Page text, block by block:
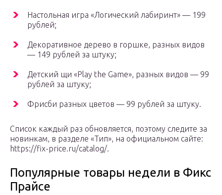
Настольная игра «Логический лабиринт» — 199
рублей;
Декоративное дерево в горшке, разных видов
— 149 рублей за штуку;
Детский щи «Play the Game», разных видов — 99
рублей за штуку;
Фрисби разных цветов — 99 рублей за штуку.
Список каждый раз обновляется, поэтому следите за
новинкам, в разделе «Тип», на официальном сайте:
https://fix-price.ru/catalog/.
Популярные товары недели в Фикс
Прайсе